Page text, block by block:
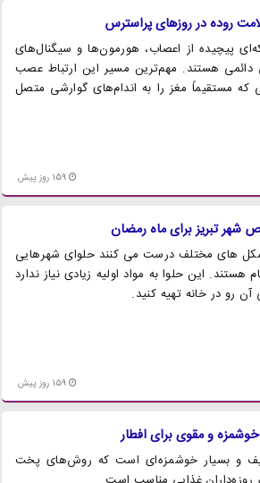
روده در روزهای پراسترس
پیچیده از اعصاب، هورمون‌ها و سیگنال‌های
هستند. مهم‌ترین مسیر این ارتباط عصب
مستقیماً مغز را به اندام‌های گوارشی متصل
159 روز پیش
شهر تبریز برای ماه رمضان
های مختلف درست می کنند حلوای شهرهایی
هستند. این حلوا به مواد اولیه زیادی نیاز ندارد
رو در خانه تهیه کنید.
159 روز پیش
و بسیار خوشمزه‌ای است که روش‌های پخت